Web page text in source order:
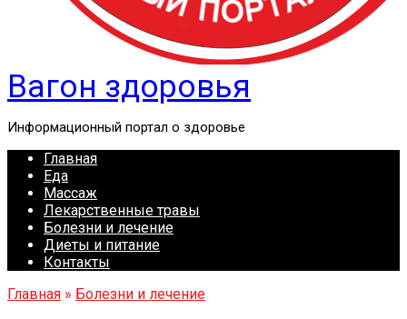
Вагон здоровья
Информационный портал о здоровье
Главная
Еда
Массаж
Лекарственные травы
Болезни и лечение
Диеты и питание
Контакты
Главная » Болезни и лечение